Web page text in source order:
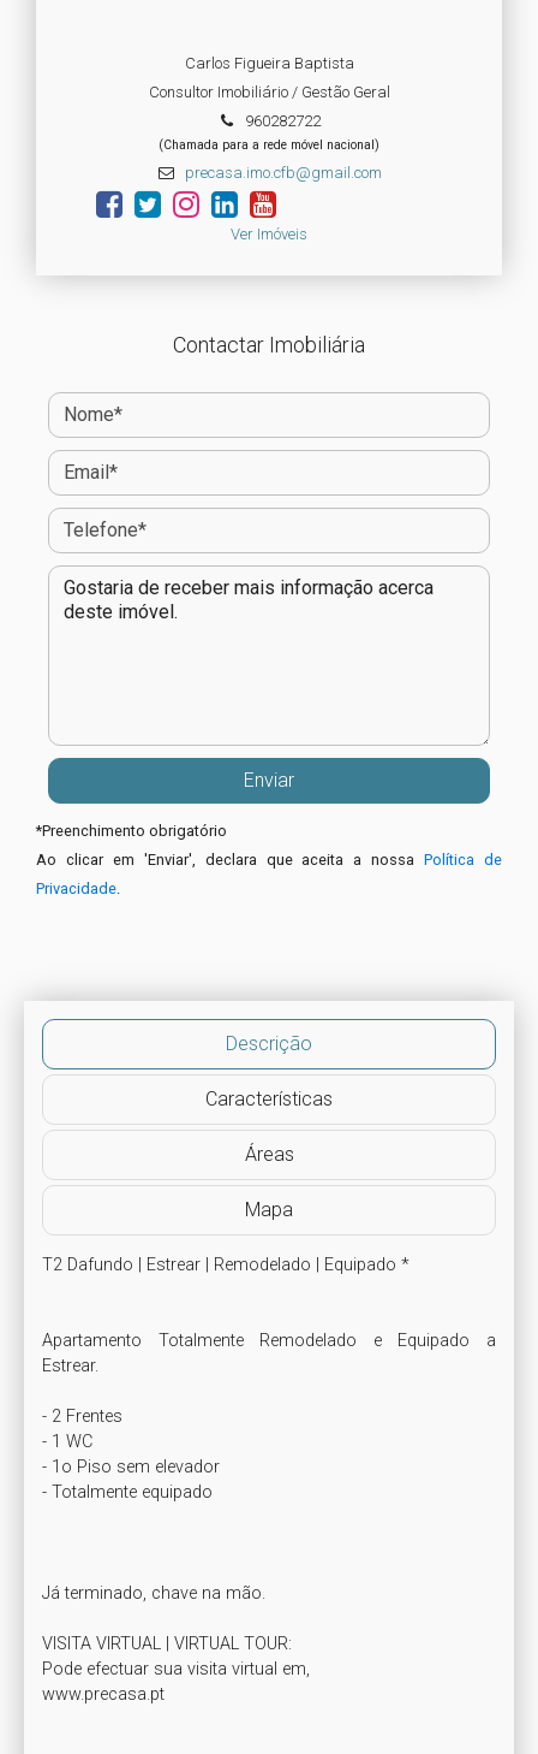
Carlos Figueira Baptista
Consultor Imobiliário / Gestão Geral
960282722
(Chamada para a rede móvel nacional)
precasa.imo.cfb@gmail.com
Ver Imóveis
Contactar Imobiliária
*Preenchimento obrigatório
Ao clicar em 'Enviar', declara que aceita a nossaPolítica de
Privacidade
Descrição
Características
Áreas
Mapa
T2 Dafundo | Estrear | Remodelado | Equipado *
Apartamento Totalmente Remodelado e Equipado a
Estrear.
- 2 Frentes
- 1 WC
- 1o Piso sem elevador
- Totalmente equipado
Já terminado, chave na mão.
VISITA VIRTUAL | VIRTUAL TOUR:
Pode efectuar sua visita virtual em,
www.precasa.pt